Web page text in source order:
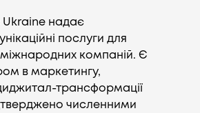
Ukraine надає
послуги для
міжнародних компаній. Є
в маркетингу,
трансформації
численними